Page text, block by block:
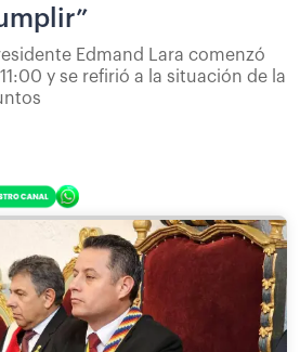
Edmand Lara comenzó
y se refirió a la situación de la